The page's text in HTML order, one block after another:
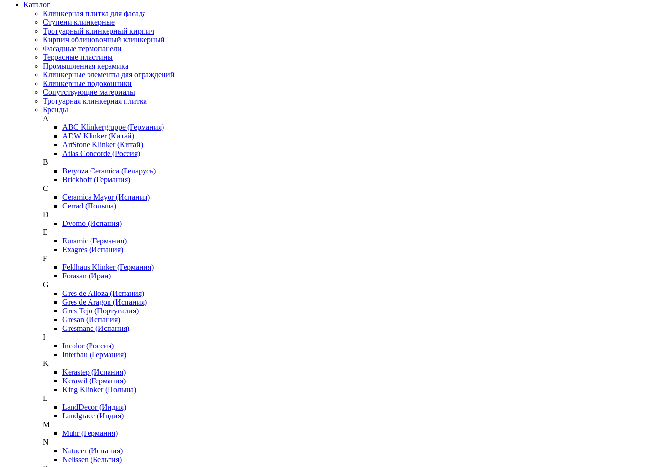
Каталог
Клинкерная плитка для фасада
Ступени клинкерные
Тротуарный клинкерный кирпич
Кирпич облицовочный клинкерный
Фасадные термопанели
Террасные пластины
Промышленная керамика
Клинкерные элементы для ограждений
Клинкерные подоконники
Сопутствующие материалы
Тротуарная клинкерная плитка
Бренды
A
ABC Klinkergruppe (Германия)
ADW Klinker (Китай)
ArtStone Klinker (Китай)
Atlas Concorde (Россия)
B
Beryoza Ceramica (Беларусь)
Brickhoff (Германия)
C
Ceramica Mayor (Испания)
Cerrad (Польша)
D
Dvomo (Испания)
E
Euramic (Германия)
Exagres (Испания)
F
Feldhaus Klinker (Германия)
Forasan (Иран)
G
Gres de Alloza (Испания)
Gres de Aragon (Испания)
Gres Tejo (Португалия)
Gresan (Испания)
Gresmanc (Испания)
I
Incolor (Россия)
Interbau (Германия)
K
Kerastep (Испания)
Kerawil (Германия)
King Klinker (Польша)
L
LandDecor (Индия)
Landgrace (Индия)
M
Muhr (Германия)
N
Natucer (Испания)
Nelissen (Бельгия)